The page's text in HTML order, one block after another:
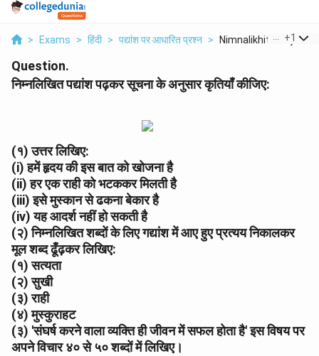
> Exams > हिंदी > पद्यांश पर आधारित प्रश्न > Nimnalikhit +1
Question.
निम्नलिखित पद्यांश पढ़कर सूचना के अनुसार कृतियाँ कीजिए:
(१) उत्तर लिखिए:
(i) हमें हृदय की इस बात को खोजना है
(ii) हर एक राही को भटककर मिलती है
(iii) इसे मुस्कान से ढकना बेकार है
(iv) यह आदर्श नहीं हो सकती है
(२) निम्नलिखित शब्दों के लिए गद्यांश में आए हुए प्रत्यय निकालकर
मूल शब्द ढूँढ़कर लिखिए:
(१) सत्यता
(२) सुखी
(३) राही
(४) मुस्कुराहट
(३) 'संघर्ष करने वाला व्यक्ति ही जीवन में सफल होता है' इस विषय पर
अपने विचार ४० से ५० शब्दों में लिखिए।